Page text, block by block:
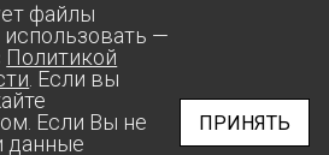
файлы
—
Политикой
. Если вы
Если Вы не
данные
ПРИНЯТЬ